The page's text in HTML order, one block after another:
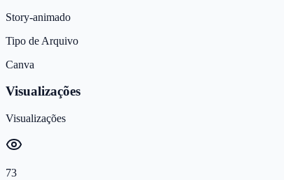
Story-animado
Tipo de Arquivo
Canva
Visualizações
Visualizações
73